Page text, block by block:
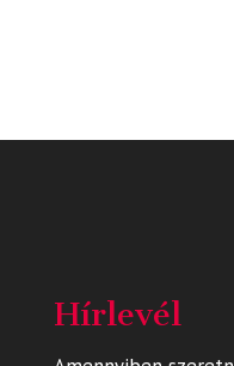
Hírlevél